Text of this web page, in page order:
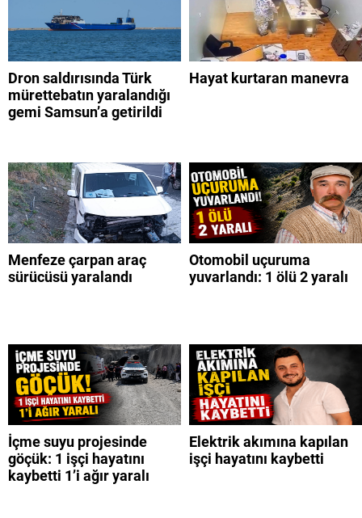
Dron saldırısında Türk
mürettebatın yaralandığı
gemi Samsun’a getirildi
Hayat kurtaran manevra
Menfeze çarpan araç
sürücüsü yaralandı
Otomobil uçuruma
yuvarlandı: 1 ölü 2 yaralı
İçme suyu projesinde
göçük: 1 işçi hayatını
kaybetti 1’i ağır yaralı
Elektrik akımına kapılan
işçi hayatını kaybetti